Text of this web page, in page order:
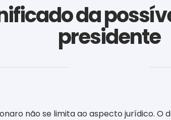
da
presidente
não se limita ao aspecto jurídico.